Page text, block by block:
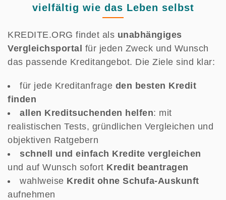
vielfältig wie das Leben selbst
KREDITE.ORG findet als unabhängiges
Vergleichsportal für jeden Zweck und Wunsch
das passende Kreditangebot. Die Ziele sind klar:
für jede Kreditanfrage den besten Kredit
finden
allen Kreditsuchenden helfen: mit
realistischen Tests, gründlichen Vergleichen und
objektiven Ratgebern
schnell und einfach Kredite vergleichen
und auf Wunsch sofort Kredit beantragen
wahlweise Kredit ohne Schufa-Auskunft
aufnehmen